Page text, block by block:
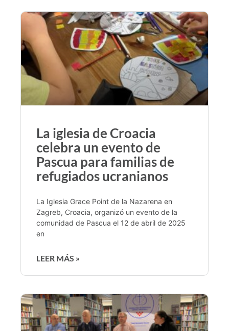
La iglesia de Croacia
celebra un evento de
Pascua para familias de
refugiados ucranianos
La Iglesia Grace Point de la Nazarena en
Zagreb, Croacia, organizó un evento de la
comunidad de Pascua el 12 de abril de 2025
en
LEER MÁS »